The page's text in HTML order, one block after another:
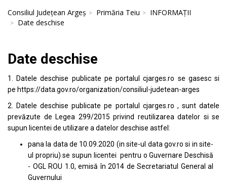
Consiliul Județean Argeș Primăria Teiu
INFORMAȚII
Date deschise
Date deschise
1. Datele deschise publicate pe portalulcjarges.ro se gasesc si
pe https://data.gov.ro/organization/consiliul-judetean-arges
2. Datele deschise publicate pe portalul cjarges.ro , sunt datele
prevăzute de Legea 299/2015 privind reutilizarea datelor si se
supun licentei de utilizare a datelor deschise astfel:
pana la data de 10.09.2020 (in site-ul data gov.ro si in site-
ul propriu) se supun licentei pentru o Guvernare Deschisă
- OGL ROU 1.0, emisă în 2014 de Secretariatul General al
Guvernului